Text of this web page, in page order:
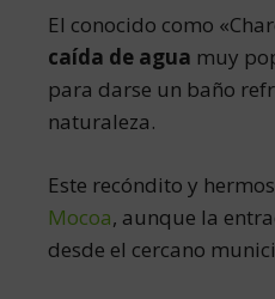
El conocido como
caída de agua muy
para darse un baño
naturaleza.
Este recóndito y
Mocoa, aunque la
desde el cercano